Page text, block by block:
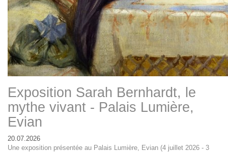
Exposition Sarah Bernhardt, le
mythe vivant - Palais Lumière,
Evian
20.07.2026
Une exposition présentée au Palais Lumière, Evian (4 juillet 2026 - 3